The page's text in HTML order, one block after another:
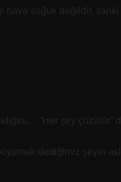
hava soğuk değildir,
“Her şey çözülür”
dediğimiz şeyin